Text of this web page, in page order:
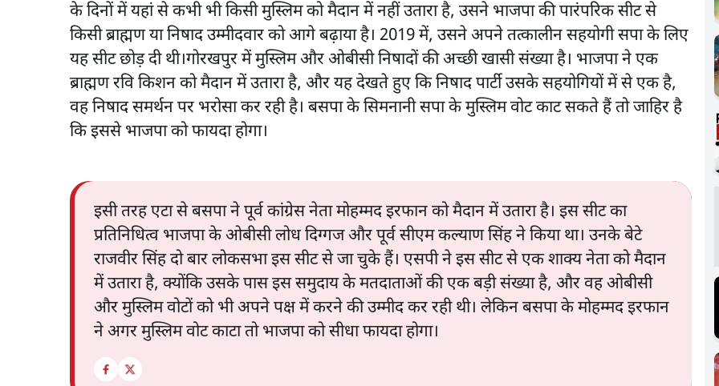
के दिनों में यहां से कभी भी किसी मुस्लिम को मैदान में नहीं उतारा है, उसने भाजपा की पारंपरिक सीट से
किसी ब्राह्मण या निषाद उम्मीदवार को आगे बढ़ाया है। 2019 में, उसने अपने तत्कालीन सहयोगी सपा के लिए
यह सीट छोड़ दी थी।गोरखपुर में मुस्लिम और ओबीसी निषादों की अच्छी खासी संख्या है। भाजपा ने एक
ब्राह्मण रवि किशन को मैदान में उतारा है, और यह देखते हुए कि निषाद पार्टी उसके सहयोगियों में से एक है,
वह निषाद समर्थन पर भरोसा कर रही है। बसपा के सिमनानी सपा के मुस्लिम वोट काट सकते हैं तो जाहिर है
कि इससे भाजपा को फायदा होगा।
इसी तरह एटा से बसपा ने पूर्व कांग्रेस नेता मोहम्मद इरफान को मैदान में उतारा है। इस सीट का
प्रतिनिधित्व भाजपा के ओबीसी लोध दिग्गज और पूर्व सीएम कल्याण सिंह ने किया था। उनके बेटे
राजवीर सिंह दो बार लोकसभा इस सीट से जा चुके हैं। एसपी ने इस सीट से एक शाक्य नेता को मैदान
में उतारा है, क्योंकि उसके पास इस समुदाय के मतदाताओं की एक बड़ी संख्या है, और वह ओबीसी
और मुस्लिम वोटों को भी अपने पक्ष में करने की उम्मीद कर रही थी। लेकिन बसपा के मोहम्मद इरफान
ने अगर मुस्लिम वोट काटा तो भाजपा को सीधा फायदा होगा।